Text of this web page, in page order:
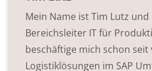
Mein Name ist Tim Lutz
Bereichsleiter IT für
beschäftige mich schon seit
Logistiklösungen im SAP